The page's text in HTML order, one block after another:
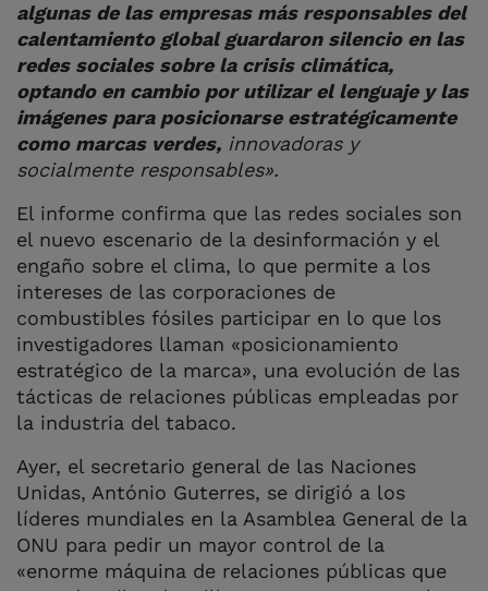
algunas de las empresas más responsables del
calentamiento global guardaron silencio en las
redes sociales sobre la crisis climática,
optando en cambio por utilizar el lenguaje y las
imágenes para posicionarse estratégicamente
como marcas verdes, innovadoras y
socialmente responsables».
El informe confirma que las redes sociales son
el nuevo escenario de la desinformación y el
engaño sobre el clima, lo que permite a los
intereses de las corporaciones de
combustibles fósiles participar en lo que los
investigadores llaman «posicionamiento
estratégico de la marca», una evolución de las
tácticas de relaciones públicas empleadas por
la industria del tabaco.
Ayer, el secretario general de las Naciones
Unidas, António Guterres, se dirigió a los
líderes mundiales en la Asamblea General de la
ONU para pedir un mayor control de la
«enorme máquina de relaciones públicas que